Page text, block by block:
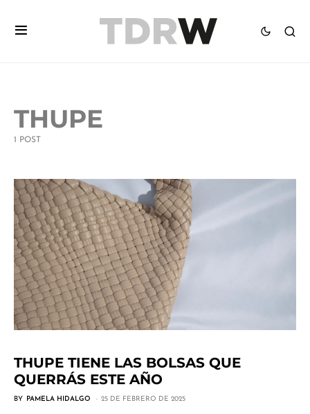
THUPE
1 POST
THUPE TIENE LAS BOLSAS QUE
QUERRÁS ESTE AÑO
BY PAMELA HIDALGO 25 DE FEBRERO DE 2025